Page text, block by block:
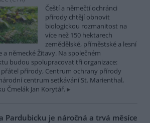
Čeští a němečtí ochránci
přírody chtějí obnovit
biologickou rozmanitost na
více než 150 hektarech
zemědělské, příměstské a lesní
a německé Žitavy. Na společném
budou spolupracovat tři organizace:
přátel přírody, Centrum ochrany přírody
centrum setkávání St. Marienthal,
Čmelák Jan Korytář.
Pardubicku je náročná a trvá měsíce